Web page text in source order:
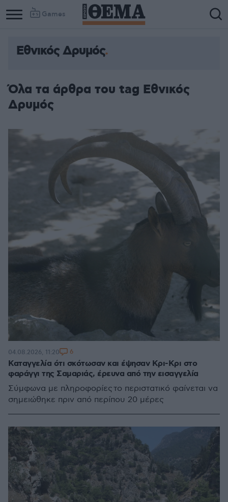
Games
Εθνικός Δρυμός
Όλα τα άρθρα του tag Εθνικός
Δρυμός
Καταγγελία ότι σκότωσαν και έψησαν Κρι-Κρι στο
φαράγγι της Σαμαριάς, έρευνα από την εισαγγελία
Σύμφωνα με πληροφορίες το περιστατικό φαίνεται να
σημειώθηκε πριν από περίπου 20 μέρες
04.08.2026, 11:20 6